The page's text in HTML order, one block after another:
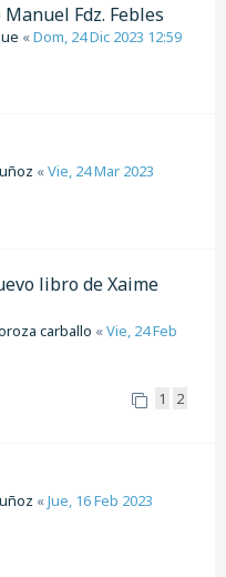
Fdz. Febles
«Dom, 24 Dic 2023 12:59
«Vie, 24 Mar 2023
libro de Xaime
carballo «Vie, 24 Feb
1 2
«Jue, 16 Feb 2023